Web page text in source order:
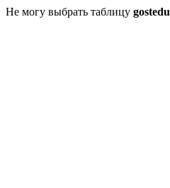
Не могу выбрать таблицу gostedu